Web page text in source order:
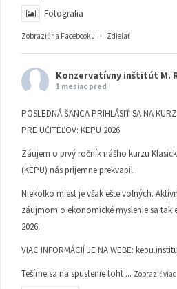
Fotografia
Zobraziť na Facebooku · Zdieľať
Konzervatívny inštitút M.
1 mesiac pred
POSLEDNÁ ŠANCA PRIHLÁSIŤ SA NA
PRE UČITEĽOV: KEPU 2026
Záujem o prvý ročník nášho kurzu
(KEPU) nás príjemne prekvapil.
Niekoľko miest je však ešte voľných.
záujmom o ekonomické myslenie sa tak
2026.
VIAC INFORMÁCIÍ JE NA WEBE:
Tešíme sa na spustenie toht ... Zobraziť viac